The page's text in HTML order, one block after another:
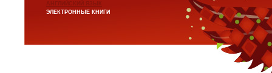
АНГЛИЙСКИЙ ЯЗЫК
ЭЛЕКТРОННЫЕ КНИГИ